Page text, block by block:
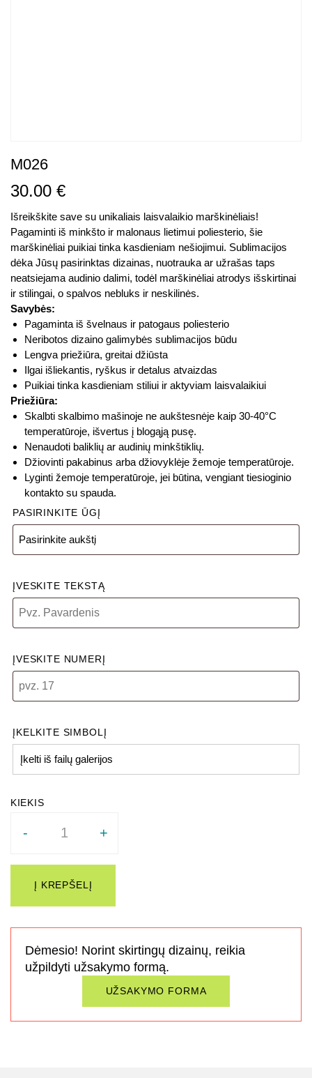
M026
30.00 €
Išreikškite save su unikaliais laisvalaikio marškinėliais!
Pagaminti iš minkšto ir malonaus lietimui poliesterio, šie
marškinėliai puikiai tinka kasdieniam nešiojimui. Sublimacijos
dėka Jūsų pasirinktas dizainas, nuotrauka ar užrašas taps
neatsiejama audinio dalimi, todėl marškinėliai atrodys išskirtinai
ir stilingai, o spalvos nebluks ir neskilinės.
Savybės:
Pagaminta iš švelnaus ir patogaus poliesterio
Neribotos dizaino galimybės sublimacijos būdu
Lengva priežiūra, greitai džiūsta
Ilgai išliekantis, ryškus ir detalus atvaizdas
Puikiai tinka kasdieniam stiliui ir aktyviam laisvalaikiui
Priežiūra:
Skalbti skalbimo mašinoje ne aukštesnėje kaip 30-40°C
temperatūroje, išvertus į blogąją pusę.
Nenaudoti baliklių ar audinių minkštiklių.
Džiovinti pakabinus arba džiovyklėje žemoje temperatūroje.
Lyginti žemoje temperatūroje, jei būtina, vengiant tiesioginio
kontakto su spauda.
PASIRINKITE ŪGĮ
ĮVESKITE TEKSTĄ
ĮVESKITE NUMERĮ
ĮKELKITE SIMBOLĮ
Įkelti iš failų galerijos
- +
Į KREPŠELĮ
Dėmesio! Norint skirtingų dizainų, reikia
užpildyti užsakymo formą.
UŽSAKYMO FORMA